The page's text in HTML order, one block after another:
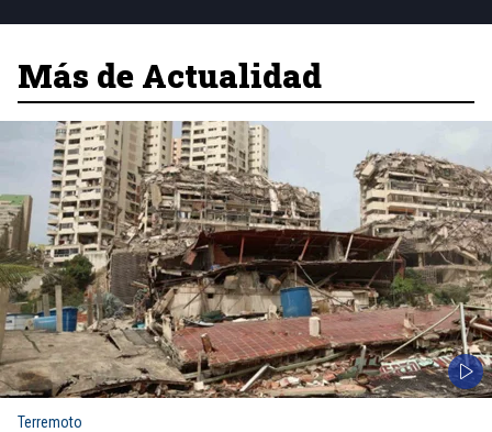
Más de Actualidad
Terremoto